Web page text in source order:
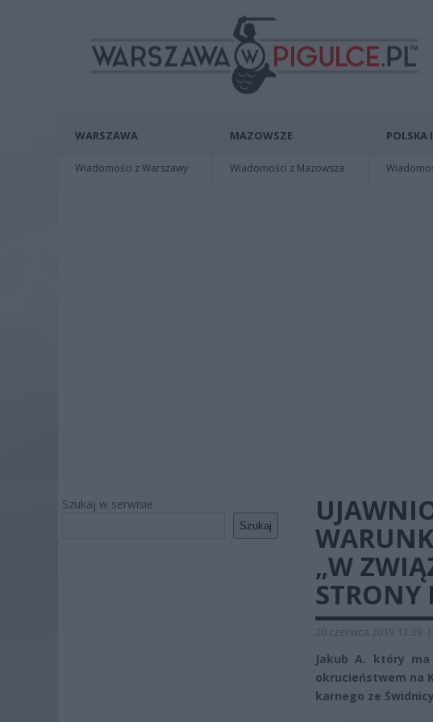
WARSZAWA
Wiadomości z Warszawy
MAZOWSZE
Wiadomości z Mazowsza
POLSKA
Szukaj w serwisie
Szukaj
„W
20 czerwca 2019 13:39 |
Jakub A. który
okrucieństwem na
karnego ze